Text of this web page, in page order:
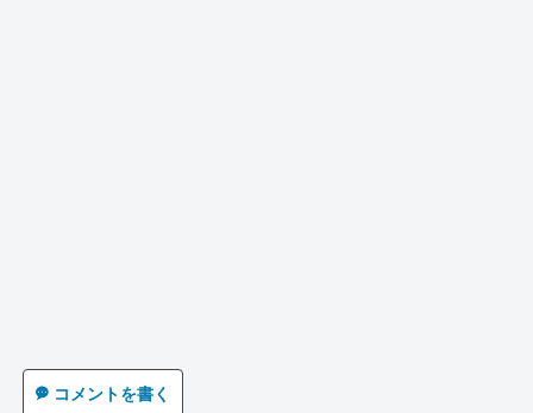
コメントを書く